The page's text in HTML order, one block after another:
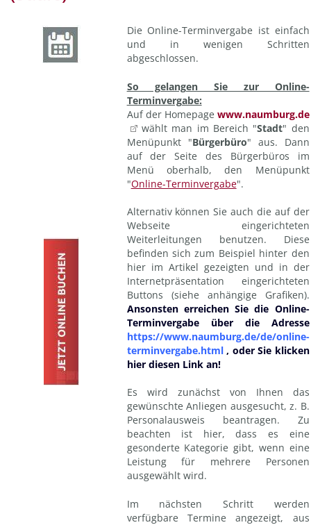
Die Online-Terminvergabe ist einfach
und in wenigen Schritten
abgeschlossen.
So gelangen Sie zur Online-
Terminvergabe:
Auf der Homepage www.naumburg.de
wählt man im Bereich "Stadt" den
Menüpunkt "Bürgerbüro" aus. Dann
auf der Seite des Bürgerbüros im
Menü oberhalb, den Menüpunkt
"Online-Terminvergabe".
Alternativ können Sie auch die auf der
Webseite eingerichteten
Weiterleitungen benutzen. Diese
befinden sich zum Beispiel hinter den
hier im Artikel gezeigten und in der
Internetpräsentation eingerichteten
Buttons (siehe anhängige Grafiken).
Ansonsten erreichen Sie die Online-
Terminvergabe über die Adresse
https://www.naumburg.de/de/online-
terminvergabe.html, oder Sie klicken
hier diesen Link an!
Es wird zunächst von Ihnen das
gewünschte Anliegen ausgesucht, z. B.
Personalausweis beantragen. Zu
beachten ist hier, dass es eine
gesonderte Kategorie gibt, wenn eine
Leistung für mehrere Personen
ausgewählt wird.
Im nächsten Schritt werden
verfügbare Termine angezeigt, aus